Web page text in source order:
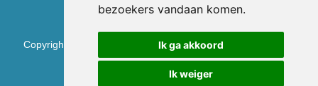
bezoekers vandaan komen.
Ik ga akkoord
Ik weiger
Copyright © 2026 Nederlandse Vereniging voor Acupunctuur
KVK 40531133